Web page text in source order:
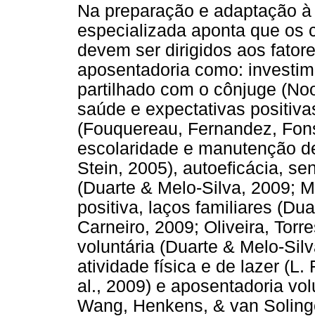
Na preparação e adaptação
especializada aponta que os
devem ser dirigidos aos
aposentadoria como:
partilhado com o cônjuge
saúde e expectativas
(Fouquereau, Fernandez,
escolaridade e manutenção
Stein, 2005), autoeficácia,
(Duarte & Melo-Silva, 2009;
positiva, laços familiares
Carneiro, 2009; Oliveira,
voluntária (Duarte & Melo-
atividade física e de lazer (L.
al., 2009) e aposentadoria
Wang, Henkens, & van